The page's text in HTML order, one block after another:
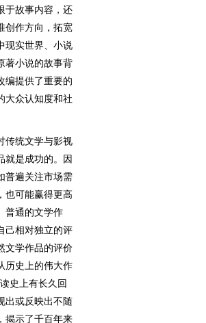
于故事内容，还
创作方向，拓宽
现实世界、小说
著小说的故事背
编提供了重要的
大众认知度和社
统文学与影视
就是成功的。因
普遍关注市场需
也可能赢得更高
普通的文学作
己相对独立的评
文学作品的评价
历史上的伟大作
史上有长久回
出或反映出不随
揭示了千百年来